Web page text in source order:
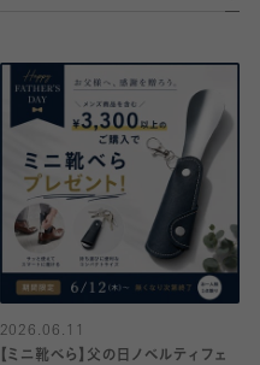
2026.06.11
【ミニ靴べら】父の日ノベルティフェ